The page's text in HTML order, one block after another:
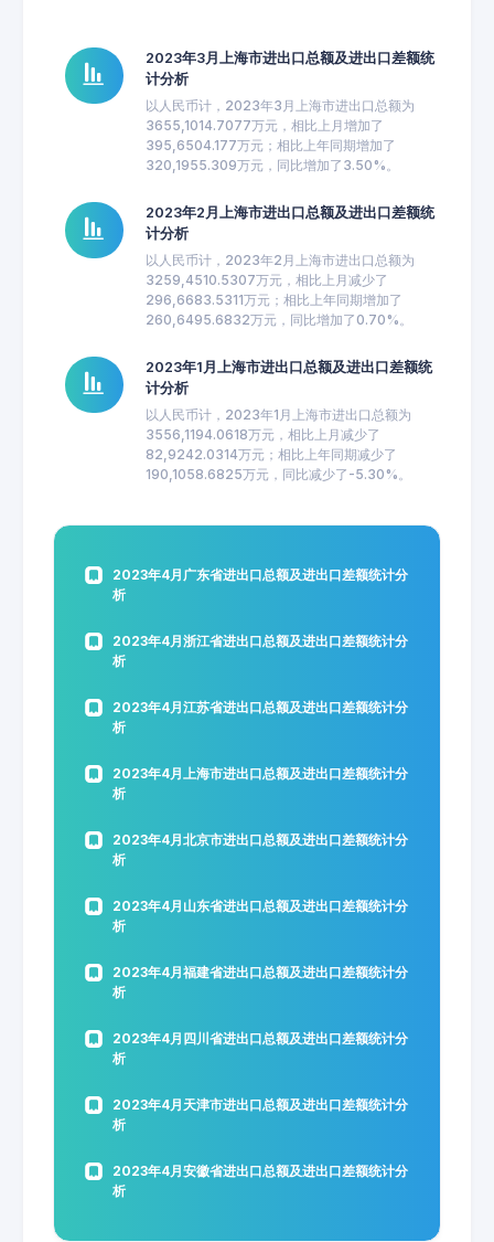
2023年3月上海市进出口总额及进出口差额统
计分析
以人民币计，2023年3月上海市进出口总额为
3655,1014.7077万元，相比上月增加了
395,6504.177万元；相比上年同期增加了
320,1955.309万元，同比增加了3.50%。
2023年2月上海市进出口总额及进出口差额统
计分析
以人民币计，2023年2月上海市进出口总额为
3259,4510.5307万元，相比上月减少了
296,6683.5311万元；相比上年同期增加了
260,6495.6832万元，同比增加了0.70%。
2023年1月上海市进出口总额及进出口差额统
计分析
以人民币计，2023年1月上海市进出口总额为
3556,1194.0618万元，相比上月减少了
82,9242.0314万元；相比上年同期减少了
190,1058.6825万元，同比减少了-5.30%。
2023年4月广东省进出口总额及进出口差额统计分
析
2023年4月浙江省进出口总额及进出口差额统计分
析
2023年4月江苏省进出口总额及进出口差额统计分
析
2023年4月上海市进出口总额及进出口差额统计分
析
2023年4月北京市进出口总额及进出口差额统计分
析
2023年4月山东省进出口总额及进出口差额统计分
析
2023年4月福建省进出口总额及进出口差额统计分
析
2023年4月四川省进出口总额及进出口差额统计分
析
2023年4月天津市进出口总额及进出口差额统计分
析
2023年4月安徽省进出口总额及进出口差额统计分
析